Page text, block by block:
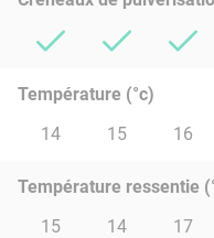
Température (°c)
14
15 16
Température ressentie
15
14 17